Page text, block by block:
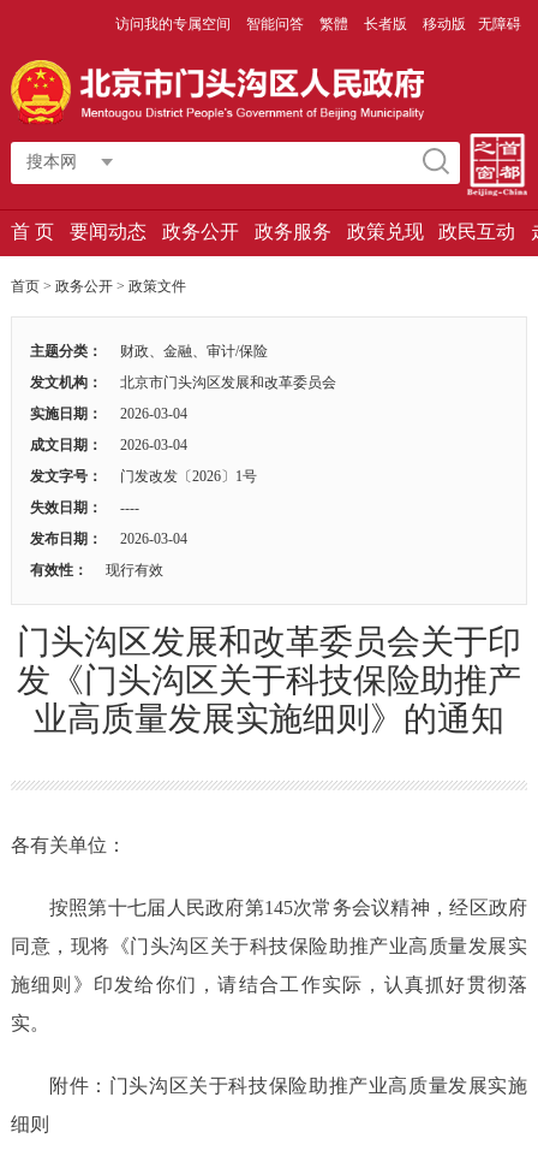
访问我的专属空间 智能问答 繁體 长者版 移动版 无障碍
搜本网
首 页 要闻动态 政务公开 政务服务 政策兑现 政民互动
首页> 政务公开> 政策文件
主题分类：
财政、金融、审计/保险
发文机构：
北京市门头沟区发展和改革委员会
实施日期：
2026-03-04
成文日期：
2026-03-04
发文字号：
门发改发〔2026〕1号
失效日期：
----
发布日期：
2026-03-04
有效性：
现行有效
门头沟区发展和改革委员会关于印
发《门头沟区关于科技保险助推产
业高质量发展实施细则》的通知
各有关单位：
按照第十七届人民政府第145次常务会议精神，经区政府
同意，现将《门头沟区关于科技保险助推产业高质量发展实
施细则》印发给你们，请结合工作实际，认真抓好贯彻落
实。
附件：门头沟区关于科技保险助推产业高质量发展实施
细则